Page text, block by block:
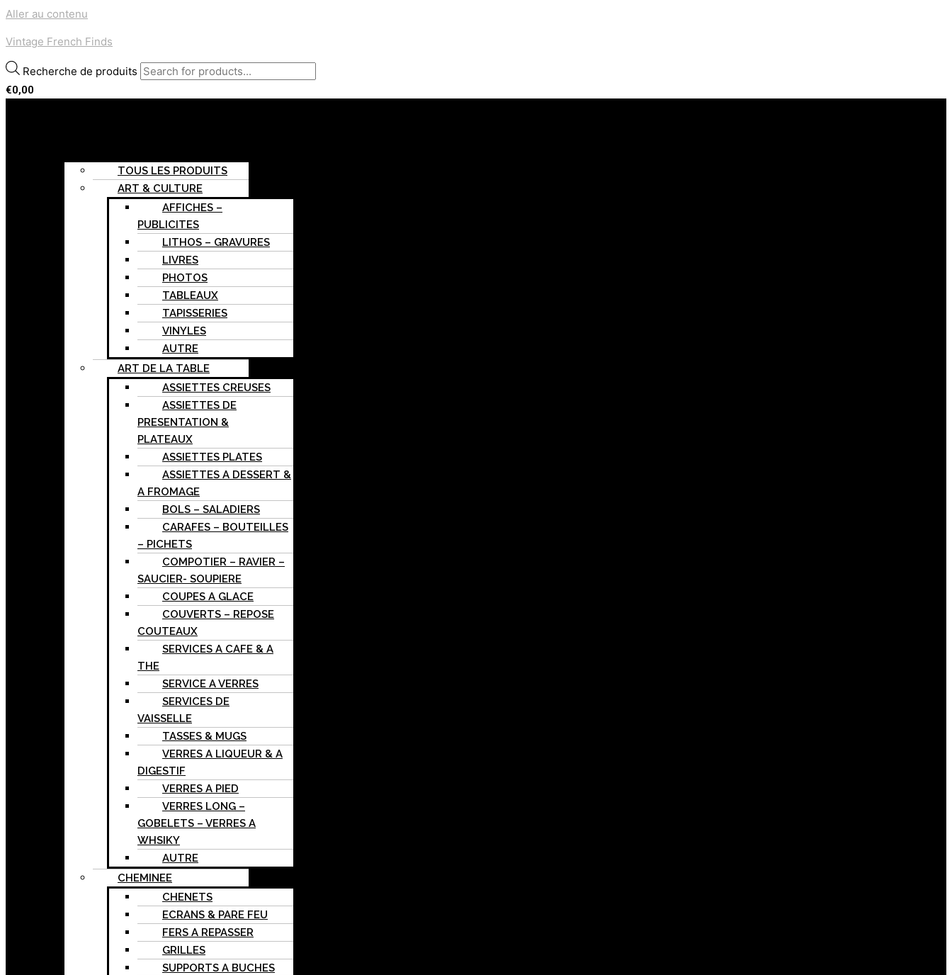
Aller au contenu
Vintage French Finds
Recherche de produits
€0,00
TOUS LES PRODUITS
ART & CULTURE
AFFICHES –
PUBLICITES
LITHOS – GRAVURES
LIVRES
PHOTOS
TABLEAUX
TAPISSERIES
VINYLES
AUTRE
ART DE LA TABLE
ASSIETTES CREUSES
ASSIETTES DE
PRESENTATION &
PLATEAUX
ASSIETTES PLATES
ASSIETTES A DESSERT &
A FROMAGE
BOLS – SALADIERS
CARAFES – BOUTEILLES
– PICHETS
COMPOTIER – RAVIER –
SAUCIER- SOUPIERE
COUPES A GLACE
COUVERTS – REPOSE
COUTEAUX
SERVICES A CAFE & A
THE
SERVICE A VERRES
SERVICES DE
VAISSELLE
TASSES & MUGS
VERRES A LIQUEUR & A
DIGESTIF
VERRES A PIED
VERRES LONG –
GOBELETS – VERRES A
WHSIKY
AUTRE
CHEMINEE
CHENETS
ECRANS & PARE FEU
FERS A REPASSER
GRILLES
SUPPORTS A BUCHES